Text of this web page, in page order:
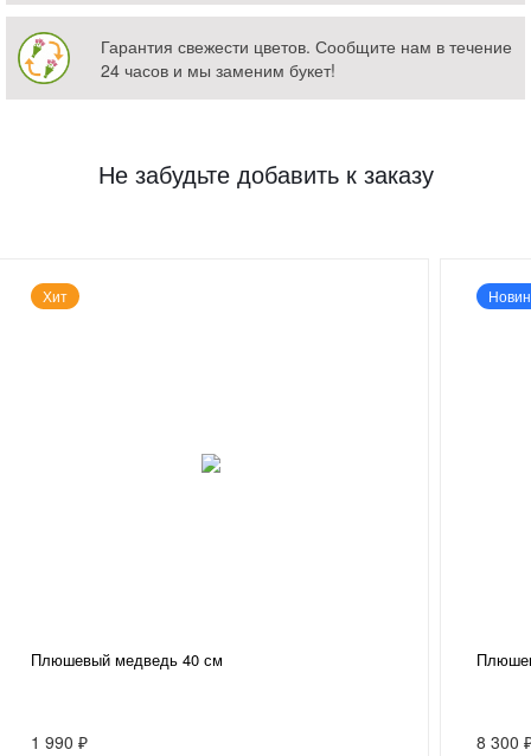
Гарантия свежести цветов. Сообщите нам в течение
24 часов и мы заменим букет!
Не забудьте добавить к заказу
Хит
Плюшевый медведь 40 см
1 990 ₽ 8 300